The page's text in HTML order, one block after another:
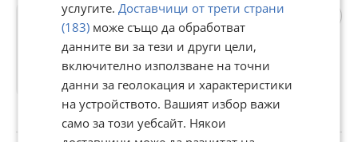
Продава 2-СТАЕН, гр.
Пловдив, Въстанически
126 000 €
246 434,58 лв
Цената е с включен ДДС
гр. Пловдив, Въстанически, днес
услугите. Доставчици от трети страни
(183) може също да обработват
данните ви за тези и други цели,
включително използване на точни
данни за геолокация и характеристики
на устройството. Вашият избор важи
само за този уебсайт. Някои